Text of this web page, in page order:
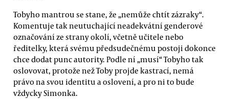
Tobyho mantrou se stane, že „nemůže chtít zázraky“.
Komentuje tak neutuchající neadekvátní genderové
označování ze strany okolí, včetně učitele nebo
ředitelky, která svému předsudečnému postoji dokonce
chce dodat punc autority. Podle ní „musí“ Tobyho tak
oslovovat, protože než Toby projde kastrací, nemá
právo na svou identitu a oslovení, a pro ni to bude
vždycky Simonka.